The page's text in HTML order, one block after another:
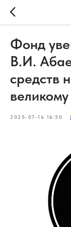
Фонд
В.И.
средств
2025-07-16 16:50